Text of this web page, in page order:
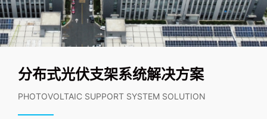
分布式光伏支架系统解决方案
PHOTOVOLTAIC SUPPORT SYSTEM SOLUTION